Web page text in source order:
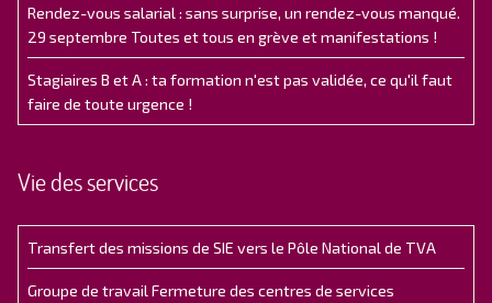
Rendez-vous salarial : sans surprise, un rendez-vous manqué.
29 septembre Toutes et tous en grève et manifestations !
Stagiaires B et A : ta formation n'est pas validée, ce qu'il faut
faire de toute urgence !
Vie des services
Transfert des missions de SIE vers le Pôle National de TVA
Groupe de travail Fermeture des centres de services